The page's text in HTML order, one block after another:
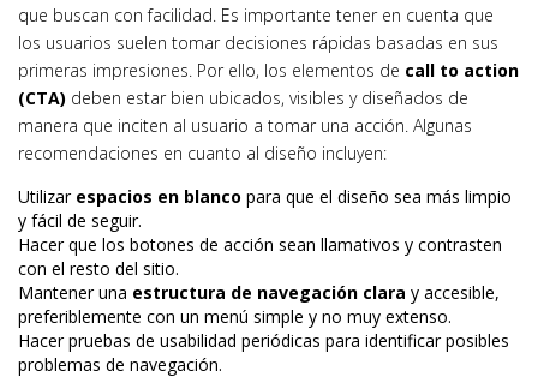
que buscan con facilidad. Es importante tener en cuenta que
los usuarios suelen tomar decisiones rápidas basadas en sus
primeras impresiones. Por ello, los elementos de call to action
(CTA) deben estar bien ubicados, visibles y diseñados de
manera que inciten al usuario a tomar una acción. Algunas
recomendaciones en cuanto al diseño incluyen:
Utilizar espacios en blanco para que el diseño sea más limpio
y fácil de seguir.
Hacer que los botones de acción sean llamativos y contrasten
con el resto del sitio.
Mantener una estructura de navegación clara y accesible,
preferiblemente con un menú simple y no muy extenso.
Hacer pruebas de usabilidad periódicas para identificar posibles
problemas de navegación.